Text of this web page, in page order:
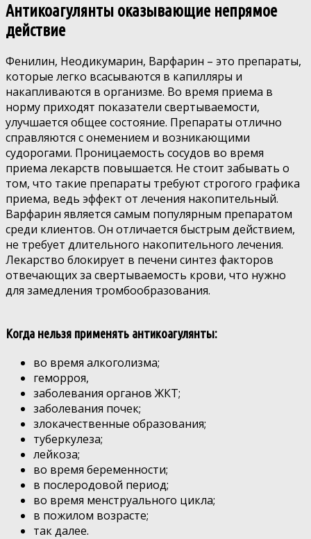
Антикоагулянты оказывающие непрямое
действие
Фенилин, Неодикумарин, Варфарин – это препараты,
которые легко всасываются в капилляры и
накапливаются в организме. Во время приема в
норму приходят показатели свертываемости,
улучшается общее состояние. Препараты отлично
справляются с онемением и возникающими
судорогами. Проницаемость сосудов во время
приема лекарств повышается. Не стоит забывать о
том, что такие препараты требуют строгого графика
приема, ведь эффект от лечения накопительный.
Варфарин является самым популярным препаратом
среди клиентов. Он отличается быстрым действием,
не требует длительного накопительного лечения.
Лекарство блокирует в печени синтез факторов
отвечающих за свертываемость крови, что нужно
для замедления тромбообразования.
Когда нельзя применять антикоагулянты:
во время алкоголизма;
геморроя,
заболевания органов ЖКТ;
заболевания почек;
злокачественные образования;
туберкулеза;
лейкоза;
во время беременности;
в послеродовой период;
во время менструального цикла;
в пожилом возрасте;
так далее.